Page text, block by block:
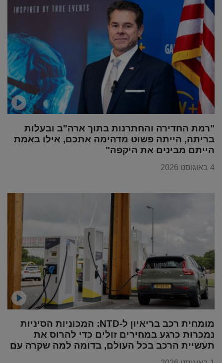
"רמת החדירה והחתרנות בתוך ארה"ב ובעלות
בריתה, הייתה פשוט מדהימה אתכם, אילו באמת
הייתם מבינים את היקפה"
4 באוגוסט 2026
מומחית רכב בריאיון ל-NTD: המכוניות הסיניות
נמכרות כרגע במחירים זולים כדי להרוס את
תעשיית הרכב בכל העולם, בדומה למה שקרה עם